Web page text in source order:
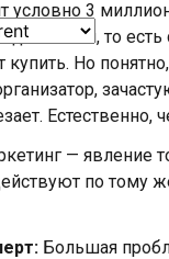
условно 3
то
Но
Естественно,
— явление
по тому
Большая